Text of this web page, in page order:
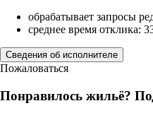
обрабатывает запросы
среднее время отклика:
Сведения об исполнителе
Пожаловаться
Понравилось жильё?